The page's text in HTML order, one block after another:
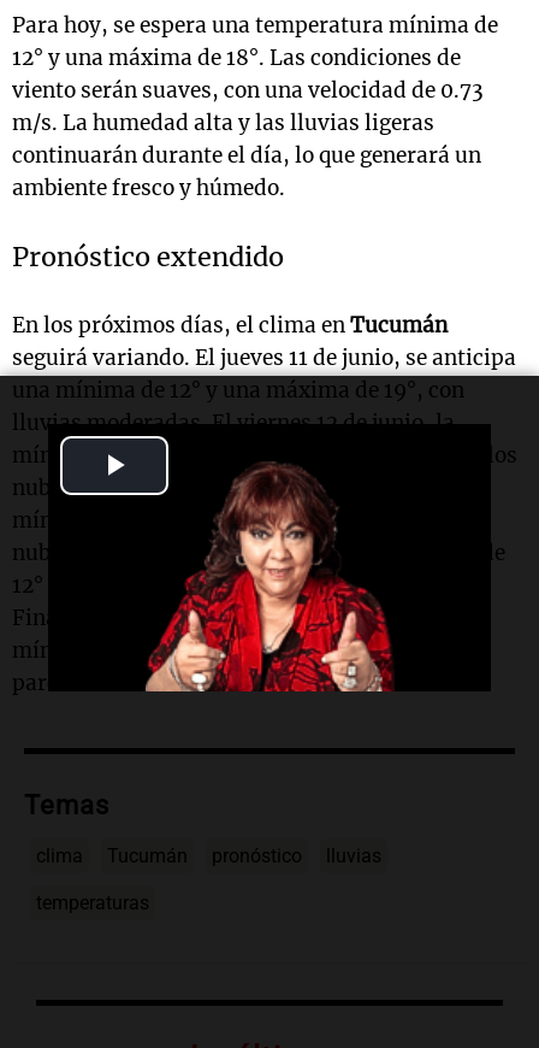
Video
Para hoy, se espera una temperatura mínima de
12° y una máxima de 18°. Las condiciones de
viento serán suaves, con una velocidad de 0.73
m/s. La humedad alta y las lluvias ligeras
continuarán durante el día, lo que generará un
ambiente fresco y húmedo.
Pronóstico extendido
En los próximos días, el clima enTucumán
seguirá variando. El jueves 11 de junio, se anticipa
una mínima de 12° y una máxima de 19°, con
lluvias moderadas. El viernes 12 de junio, la
mínima será de 10° y la máxima de 20°, con cielos
nublados. El sábado 13 de junio, se espera una
mínima de 12° y una máxima de 20°, con más
nubes. El domingo 14 de junio, la mínima será de
12° y la máxima de 17°, con lluvias ligeras.
Finalmente, el lunes 15 de junio, se prevé una
mínima de 11° y una máxima de 19°, con cielos
parcialmente nublados.
Temas
clima Tucumán pronóstico lluvias
temperaturas